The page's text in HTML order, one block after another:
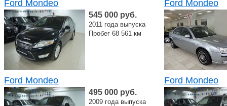
Ford Mondeo
545 000 руб.
2011 года выпуска
Пробег 68 561 км
Ford Mondeo
Ford Mondeo
495 000 руб.
2009 года выпуска
Ford Mondeo